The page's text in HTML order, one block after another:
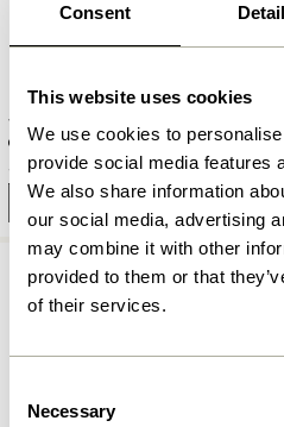
Consent
This website uses cookies
We use cookies to
provide social media features
We also share information
our social media, advertising
may combine it with other
provided to them or that
of their services.
Selection
Necessary
Villa Table Large Noir
5.549,00kr.
Prévenez-moi